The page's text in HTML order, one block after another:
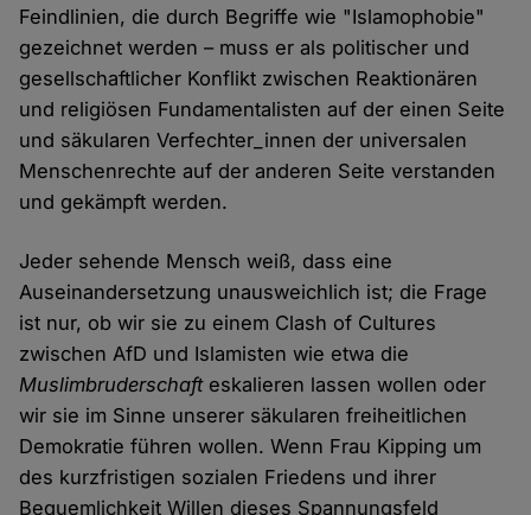
Feindlinien, die durch Begriffe wie "Islamophobie"
gezeichnet werden – muss er als politischer und
gesellschaftlicher Konflikt zwischen Reaktionären
und religiösen Fundamentalisten auf der einen Seite
und säkularen Verfechter_innen der universalen
Menschenrechte auf der anderen Seite verstanden
und gekämpft werden.
Jeder sehende Mensch weiß, dass eine
Auseinandersetzung unausweichlich ist; die Frage
ist nur, ob wir sie zu einem Clash of Cultures
zwischen AfD und Islamisten wie etwa die
Muslimbruderschafteskalieren lassen wollen oder
wir sie im Sinne unserer säkularen freiheitlichen
Demokratie führen wollen. Wenn Frau Kipping um
des kurzfristigen sozialen Friedens und ihrer
Bequemlichkeit Willen dieses Spannungsfeld